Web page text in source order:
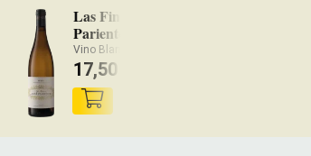
Las Fincas de José
Pariente 2024
Vino Blanco Rueda
17,50